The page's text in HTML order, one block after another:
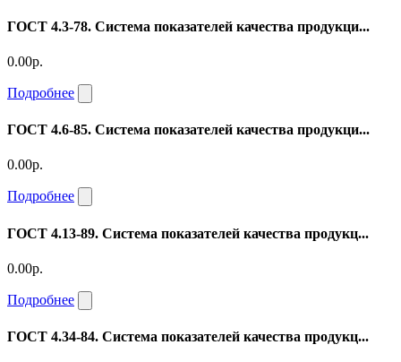
ГОСТ 4.3-78. Система показателей качества продукци...
0.00р.
Подробнее
ГОСТ 4.6-85. Система показателей качества продукци...
0.00р.
Подробнее
ГОСТ 4.13-89. Система показателей качества продукц...
0.00р.
Подробнее
ГОСТ 4.34-84. Система показателей качества продукц...